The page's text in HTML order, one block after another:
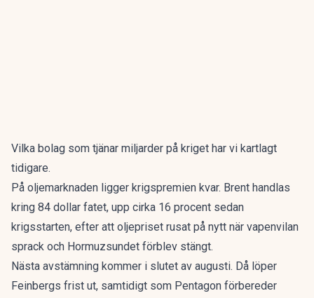
Vilka bolag som tjänar miljarder på kriget har vi kartlagt
tidigare.
På oljemarknaden ligger krigspremien kvar. Brent handlas
kring 84 dollar fatet, upp cirka 16 procent sedan
krigsstarten, efter att oljepriset rusat på nytt när vapenvilan
sprack och Hormuzsundet förblev stängt.
Nästa avstämning kommer i slutet av augusti. Då löper
Feinbergs frist ut, samtidigt som Pentagon förbereder